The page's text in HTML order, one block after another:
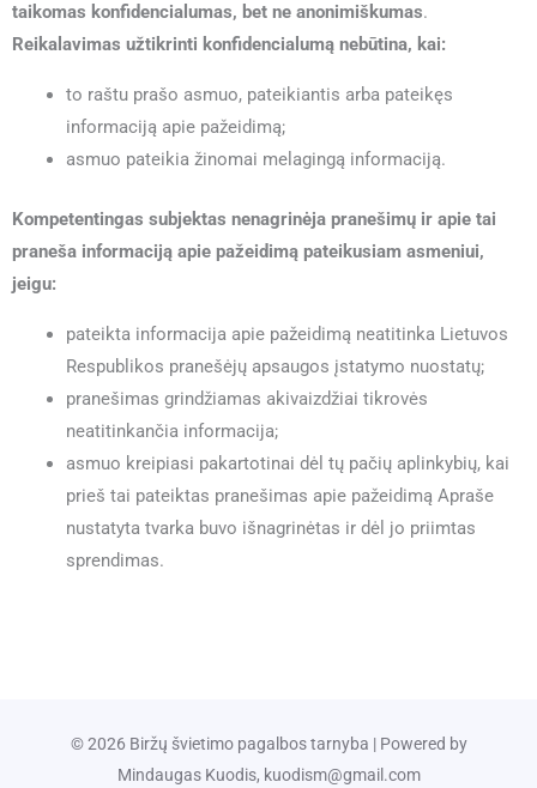
taikomas konfidencialumas, bet ne anonimiškumas.
Reikalavimas užtikrinti konfidencialumą nebūtina, kai:
to raštu prašo asmuo, pateikiantis arba pateikęs
informaciją apie pažeidimą;
asmuo pateikia žinomai melagingą informaciją.
Kompetentingas subjektas nenagrinėja pranešimų ir apie tai
praneša informaciją apie pažeidimą pateikusiam asmeniui,
jeigu:
pateikta informacija apie pažeidimą neatitinka Lietuvos
Respublikos pranešėjų apsaugos įstatymo nuostatų;
pranešimas grindžiamas akivaizdžiai tikrovės
neatitinkančia informacija;
asmuo kreipiasi pakartotinai dėl tų pačių aplinkybių, kai
prieš tai pateiktas pranešimas apie pažeidimą Apraše
nustatyta tvarka buvo išnagrinėtas ir dėl jo priimtas
sprendimas.
© 2026 Biržų švietimo pagalbos tarnyba | Powered by
Mindaugas Kuodis, kuodism@gmail.com